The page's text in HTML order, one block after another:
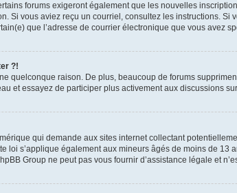
forums exigeront également que les nouvelles
Si vous aviez reçu un courriel, consultez les instructions.
que l’adresse de courrier électronique que vous avez
?!
quelconque raison. De plus, beaucoup de forums
et essayez de participer plus activement aux discussions
qui demande aux sites internet collectant
loi s’applique également aux mineurs âgés de moins de
Group ne peut pas vous fournir d’assistance légale et